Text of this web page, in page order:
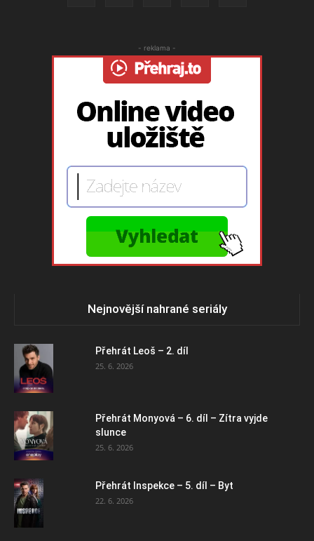
- reklama -
Nejnovější nahrané seriály
Přehrát Leoš – 2. díl
25. 6. 2026
Přehrát Monyová – 6. díl – Zítra vyjde
slunce
25. 6. 2026
Přehrát Inspekce – 5. díl – Byt
22. 6. 2026